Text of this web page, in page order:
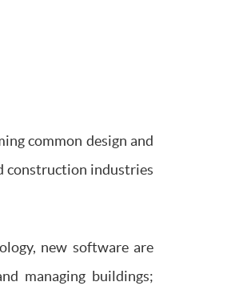
common design and
construction industries
new software are
managing buildings;